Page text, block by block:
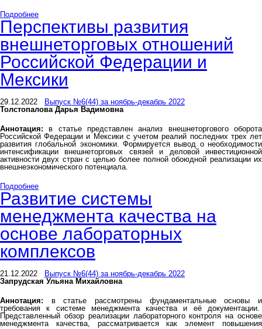
Подробнее
Перспективы развития
внешнеторговых отношений
Российской Федерации и
Мексики
29.12.2022
Выпуск №6(44) за ноябрь-декабрь 2022
Толстопалова Дарья Вадимовна
Аннотация: в статье представлен анализ внешнеторгового оборота
Российской Федерации и Мексики с учетом реалий последних трех лет
развития глобальной экономики. Формируется вывод о необходимости
интенсификации внешнеторговых связей и деловой инвестиционной
активности двух стран с целью более полной обоюдной реализации их
внешнеэкономического потенциала.
Подробнее
Развитие системы
менеджмента качества на
основе лабораторных
комплексов
21.12.2022
Выпуск №6(44) за ноябрь-декабрь 2022
Запрудская Ульяна Михайловна
Аннотация: в статье рассмотрены фундаментальные основы и
требования к системе менеджмента качества и её документации.
Представленный обзор реализации лабораторного контроля на основе
менеджмента качества, рассматривается как элемент повышения